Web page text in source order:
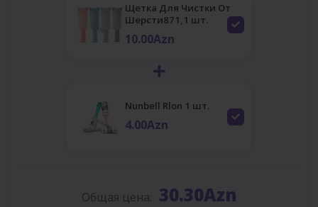
Щетка Для Чистки От
Шерсти871,1 шт.
10.00Azn
Nunbell Rlon 1 шт.
4.00Azn
Общая цена: 30.30Azn